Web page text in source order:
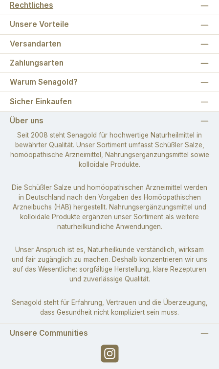
Rechtliches
Unsere Vorteile
Versandarten
Zahlungsarten
Warum Senagold?
Sicher Einkaufen
Über uns
Seit 2008 steht Senagold für hochwertige Naturheilmittel in
bewährter Qualität. Unser Sortiment umfasst Schüßler Salze,
homöopathische Arzneimittel, Nahrungsergänzungsmittel sowie
kolloidale Produkte.
Die Schüßler Salze und homöopathischen Arzneimittel werden
in Deutschland nach den Vorgaben des Homöopathischen
Arzneibuchs (HAB) hergestellt. Nahrungsergänzungsmittel und
kolloidale Produkte ergänzen unser Sortiment als weitere
naturheilkundliche Anwendungen.
Unser Anspruch ist es, Naturheilkunde verständlich, wirksam
und fair zugänglich zu machen. Deshalb konzentrieren wir uns
auf das Wesentliche: sorgfältige Herstellung, klare Rezepturen
und zuverlässige Qualität.
Senagold steht für Erfahrung, Vertrauen und die Überzeugung,
dass Gesundheit nicht kompliziert sein muss.
Unsere Communities
Instagram